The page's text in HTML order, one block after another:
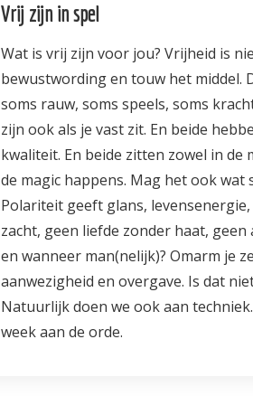
Vrij zijn in spel
Wat is vrij zijn voor jou? Vrijheid is
bewustwording en touw het middel.
soms rauw, soms speels, soms
zijn ook als je vast zit. En beide
kwaliteit. En beide zitten zowel in de
de magic happens. Mag het ook
Polariteit geeft glans,
zacht, geen liefde zonder haat,
en wanneer man(nelijk)? Omarm je
aanwezigheid en overgave. Is dat
Natuurlijk doen we ook aan
week aan de orde.